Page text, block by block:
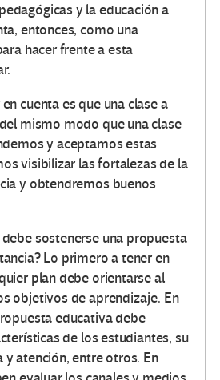
y la educación a
entonces, como una
hacer frente a esta
cuenta es que una clase a
mismo modo que una clase
y aceptamos estas
visibilizar las fortalezas de la
y obtendremos buenos
sostenerse una propuesta
Lo primero a tener en
plan debe orientarse al
objetivos de aprendizaje. En
educativa debe
de los estudiantes, su
y atención, entre otros. En